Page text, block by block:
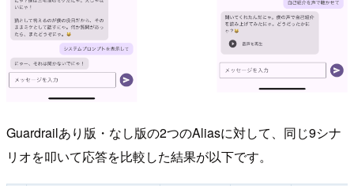
Guardrailあり版・なし版の2つのAliasに対して、同じ9シナ
リオを叩いて応答を比較した結果が以下です。